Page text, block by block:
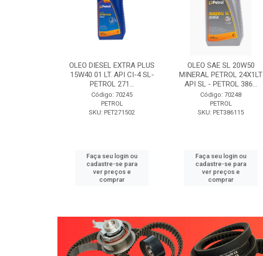
OLEO DIESEL EXTRA PLUS
15W40 01 LT. API CI-4 SL-
PETROL 271...
Código: 70245
PETROL
SKU: PET271502
Faça seu login ou
cadastre-se para
ver preços e
comprar
OLEO SAE SL 20W50
MINERAL PETROL 24X1LT
API SL - PETROL 386...
Código: 70248
PETROL
SKU: PET386115
Faça seu login ou
cadastre-se para
ver preços e
comprar